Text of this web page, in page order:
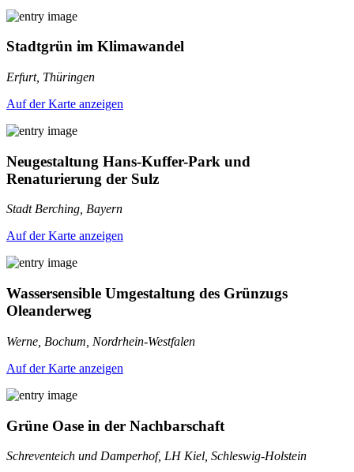
Stadtgrün im Klimawandel
Erfurt, Thüringen
Auf der Karte anzeigen
Neugestaltung Hans-Kuffer-Park und
Renaturierung der Sulz
Stadt Berching, Bayern
Auf der Karte anzeigen
Wassersensible Umgestaltung des Grünzugs
Oleanderweg
Werne, Bochum, Nordrhein-Westfalen
Auf der Karte anzeigen
Grüne Oase in der Nachbarschaft
Schreventeich und Damperhof, LH Kiel, Schleswig-Holstein